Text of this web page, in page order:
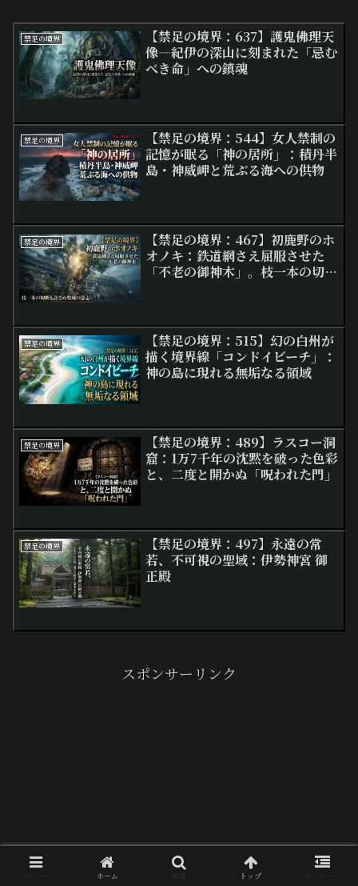
禁足の境界
【禁足の境界：637】護鬼佛理天
像―紀伊の深山に刻まれた「忌む
べき命」への鎮魂
禁足の境界
【禁足の境界：544】女人禁制の
記憶が眠る「神の居所」：積丹半
島・神威岬と荒ぶる海への供物
禁足の境界
【禁足の境界：467】初鹿野のホ
オノキ：鉄道網さえ屈服させた
「不老の御神木」。枝一本の切断
禁足の境界
【禁足の境界：515】幻の白州が
描く境界線「コンドイビーチ」：
神の島に現れる無垢なる領域
禁足の境界
【禁足の境界：489】ラスコー洞
窟：1万7千年の沈黙を破った色彩
と、二度と開かぬ「呪われた門」
禁足の境界
【禁足の境界：497】永遠の常
若、不可視の聖域：伊勢神宮 御
正殿
スポンサーリンク
ホーム トップ